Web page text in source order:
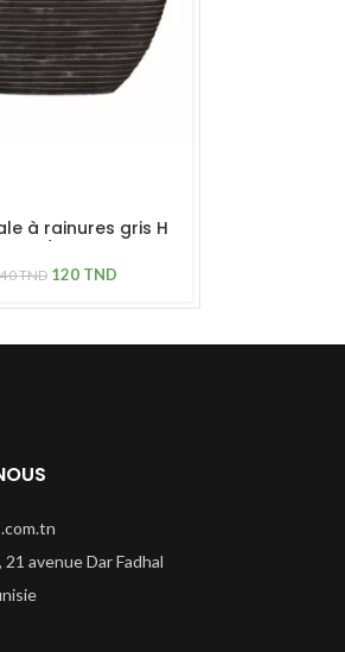
à rainures gris H
TND 120 TND
avenue Dar Fadhal